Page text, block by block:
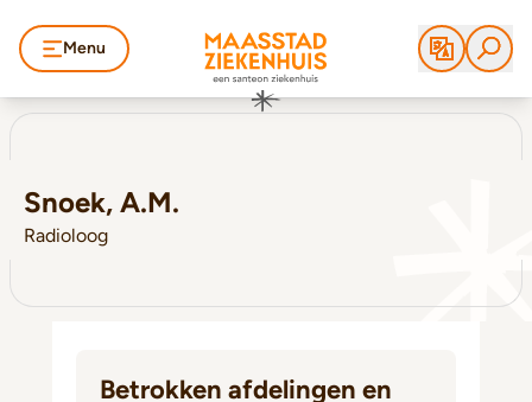
Menu
Snoek, A.M.
Radioloog
Betrokken afdelingen en